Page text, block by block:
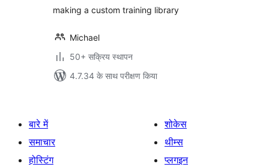
making a custom training library
Michael
50+ सक्रिय स्थापन
4.7.34 के साथ परीक्षण किया
बारे में
समाचार
होस्टिंग
शोकेस
थीम्स
प्लगइन